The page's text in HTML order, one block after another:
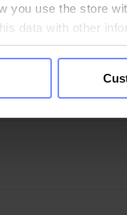
you use the store
data with other